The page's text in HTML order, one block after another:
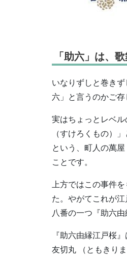
「助六」は、
いなりずしと巻き
六」と言うのかご存
実はちょっとレベ
（すけろくもの）
という、町人の萬
ことです。
上方ではこの事件
た。やがてこれが
八番の一つ『助六
『助六由縁江戸桜
友切丸 （ともきり